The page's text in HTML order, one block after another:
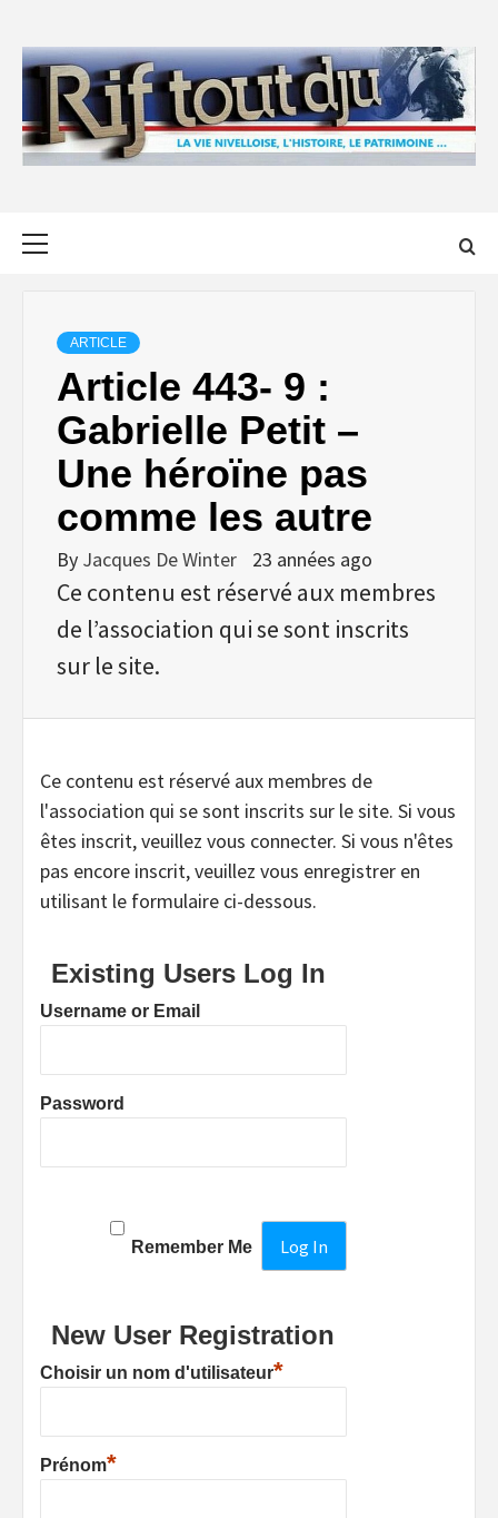
content
ARTICLE
Article 443- 9 :
Gabrielle Petit –
Une héroïne pas
comme les autre
By Jacques De Winter 23 années ago
Ce contenu est réservé aux membres
de l’association qui se sont inscrits
sur le site.
Ce contenu est réservé aux membres de
l'association qui se sont inscrits sur le site. Si vous
êtes inscrit, veuillez vous connecter. Si vous n'êtes
pas encore inscrit, veuillez vous enregistrer en
utilisant le formulaire ci-dessous.
Existing Users Log In
Username or Email
Password
Remember Me
New User Registration
Choisir un nom d'utilisateur*
Prénom*